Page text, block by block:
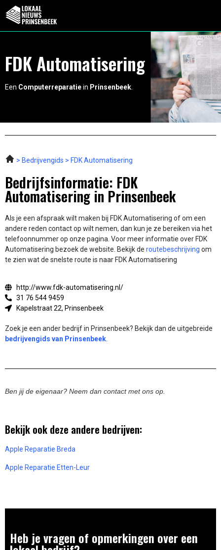
FDK Automatisering
Een Computerreparatiein Prinsenbeek
Bedrijvengids FDK Automatisering
Bedrijfsinformatie: FDK
Automatisering in Prinsenbeek
Als je een afspraak wilt maken bij FDK Automatisering of om een
andere reden contact op wilt nemen, dan kun je ze bereiken via het
telefoonnummer op onze pagina. Voor meer informatie over FDK
Automatisering bezoek de website. Bekijk de routebeschrijving om
te zien wat de snelste route is naar FDK Automatisering
http://www.fdk-automatisering.nl/
31 76 544 9459
Kapelstraat 22, Prinsenbeek
Zoek je een ander bedrijf in Prinsenbeek? Bekijk dan de uitgebreide
bedrijvengids van Prinsenbeek
Ben jij de eigenaar? Neem dan contact met ons op.
Bekijk ook deze andere bedrijven:
Apple Reparatie Breda
Apple Reparatie Etten-Leur
Heb je vragen of opmerkingen over een